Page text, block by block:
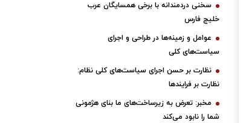
سخنی دردمندانه با برخی همسایگان عرب
خلیج فارس
عوامل و زمینه‌ها در طراحی و اجرای
سیاست‌های کلی
نظارت بر حسن اجرای سیاست‌های کلی نظام:
نظارت بر فرایندها
مخبر: تعرض به زیرساخت‌های ما بنای هژمونی
شما را نابود می‌کند